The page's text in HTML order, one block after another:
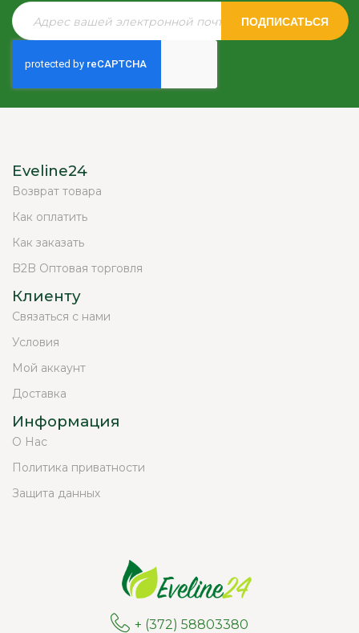
ПОДПИСАТЬСЯ
Eveline24
Возврат товара
Как оплатить
Как заказать
B2B Оптовая торговля
Клиенту
Связаться с нами
Условия
Мой аккаунт
Доставка
Информация
О Нас
Политика приватности
Защита данных
+ (372) 58803380